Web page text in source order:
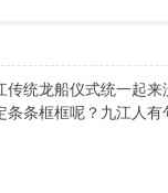
统龙船仪式统一起
条框框呢？九江人有